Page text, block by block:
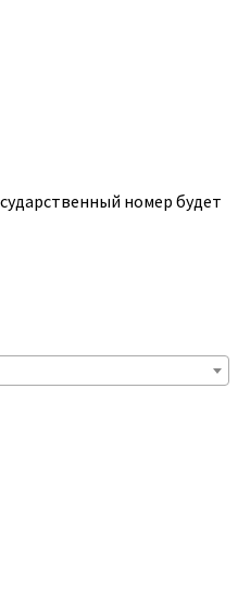
номер будет